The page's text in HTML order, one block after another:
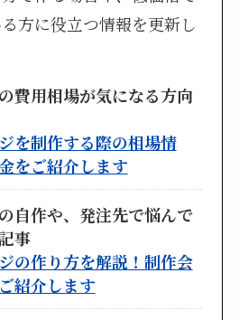
方に役立つ情報を更新し
費用相場が気になる方向
を制作する際の相場情
をご紹介します
自作や、発注先で悩んで
事
の作り方を解説！制作会
紹介します